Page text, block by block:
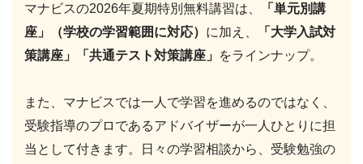
マナビスの2026年夏期特別無料講習は、
「単元別講
座」（学校の学習範囲に対応） に加え、
「大学入試対
策講座」「共通テスト対策講座」 をラインナップ。
また、マナビスでは一人で学習を進めるのではなく、
受験指導のプロであるアドバイザーが一人ひとりに担
当として付きます。日々の学習相談から、受験勉強の